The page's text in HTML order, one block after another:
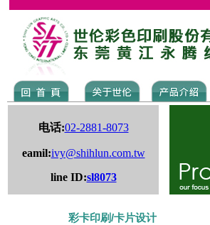
电话:02-2881-8073
eamil:ivy@shihlun.com.tw
line ID:sl8073
彩卡印刷/卡片设计